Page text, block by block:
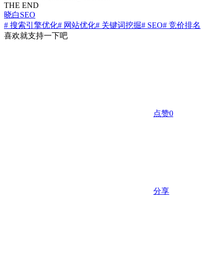
THE END
晓白SEO
# 搜索引擎优化# 网站优化# 关键词挖掘# SEO# 竞价排名
喜欢就支持一下吧
点赞0
分享